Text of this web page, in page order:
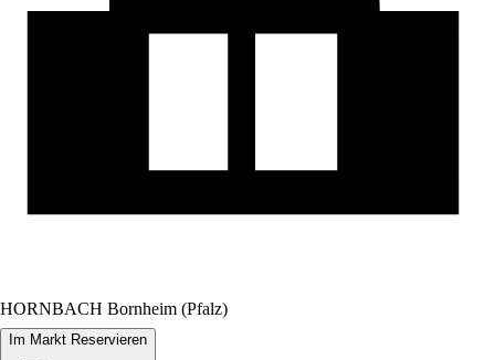
HORNBACH Bornheim (Pfalz)
Im Markt Reservieren